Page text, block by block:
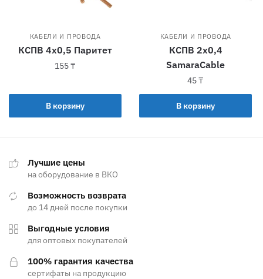
КАБЕЛИ И ПРОВОДА
КСПВ 4х0,5 Паритет
155₸
В корзину
КАБЕЛИ И ПРОВОДА
КСПВ 2х0,4
SamaraCable
45₸
В корзину
Лучшие цены
на оборудование в ВКО
Возможность возврата
до 14 дней после покупки
Выгодные условия
для оптовых покупателей
100% гарантия качества
сертифаты на продукцию